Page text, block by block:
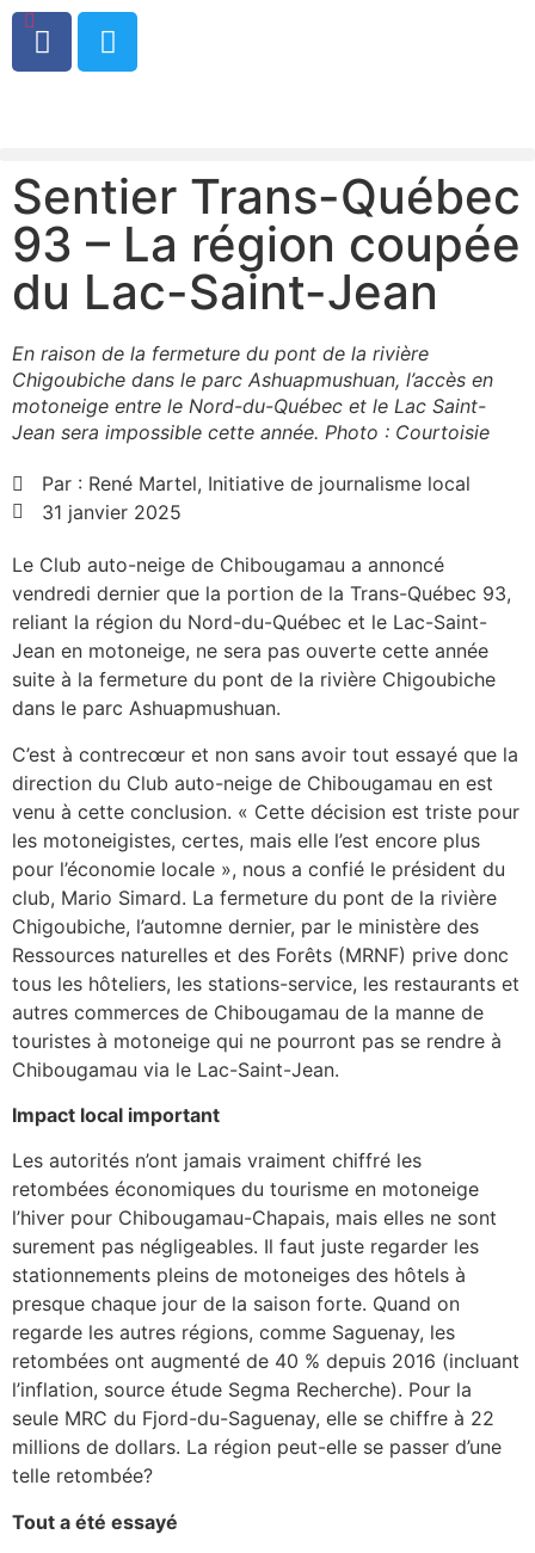
0
Sentier Trans-Québec
93 – La région coupée
du Lac-Saint-Jean
En raison de la fermeture du pont de la rivière
Chigoubiche dans le parc Ashuapmushuan, l’accès en
motoneige entre le Nord-du-Québec et le Lac Saint-
Jean sera impossible cette année. Photo : Courtoisie
Par : René Martel, Initiative de journalisme local
31 janvier 2025
Le Club auto-neige de Chibougamau a annoncé
vendredi dernier que la portion de la Trans-Québec 93,
reliant la région du Nord-du-Québec et le Lac-Saint-
Jean en motoneige, ne sera pas ouverte cette année
suite à la fermeture du pont de la rivière Chigoubiche
dans le parc Ashuapmushuan.
C’est à contrecœur et non sans avoir tout essayé que la
direction du Club auto-neige de Chibougamau en est
venu à cette conclusion. « Cette décision est triste pour
les motoneigistes, certes, mais elle l’est encore plus
pour l’économie locale », nous a confié le président du
club, Mario Simard. La fermeture du pont de la rivière
Chigoubiche, l’automne dernier, par le ministère des
Ressources naturelles et des Forêts (MRNF) prive donc
tous les hôteliers, les stations-service, les restaurants et
autres commerces de Chibougamau de la manne de
touristes à motoneige qui ne pourront pas se rendre à
Chibougamau via le Lac-Saint-Jean.
Impact local important
Les autorités n’ont jamais vraiment chiffré les
retombées économiques du tourisme en motoneige
l’hiver pour Chibougamau-Chapais, mais elles ne sont
surement pas négligeables. Il faut juste regarder les
stationnements pleins de motoneiges des hôtels à
presque chaque jour de la saison forte. Quand on
regarde les autres régions, comme Saguenay, les
retombées ont augmenté de 40 % depuis 2016 (incluant
l’inflation, source étude Segma Recherche). Pour la
seule MRC du Fjord-du-Saguenay, elle se chiffre à 22
millions de dollars. La région peut-elle se passer d’une
telle retombée?
Tout a été essayé